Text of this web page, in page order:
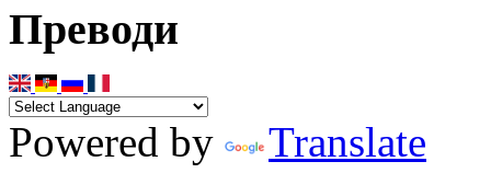
Преводи
Powered by Translate